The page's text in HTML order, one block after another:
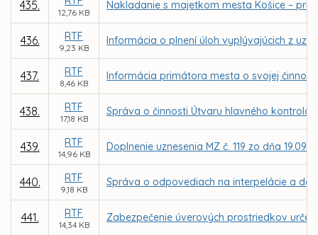
435.
12,76 KB
Nakladanie s majetkom mesta Košice –
436. RTF
9,23 KB
Informácia o plnení úloh vyplývajúcich z
437. RTF
8,46 KB
Informácia primátora mesta o svojej
438. RTF
17,18 KB
Správa o činnosti Útvaru hlavného
439. RTF
14,96 KB
Doplnenie uznesenia MZ č. 119 zo dňa
440. RTF
9,18 KB
Správa o odpovediach na interpelácie a
441. RTF
14,34 KB
Zabezpečenie úverových prostriedkov